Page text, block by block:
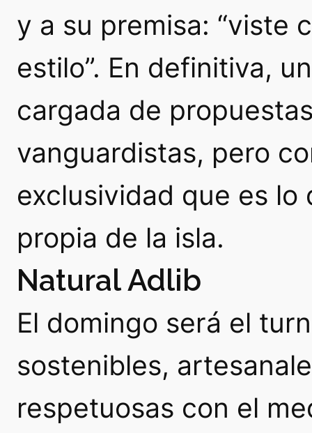
y a su premisa: “viste
estilo”. En definitiva,
cargada de
vanguardistas, pero
exclusividad que es
propia de la isla.
Natural Adlib
El domingo será el
sostenibles,
respetuosas con el